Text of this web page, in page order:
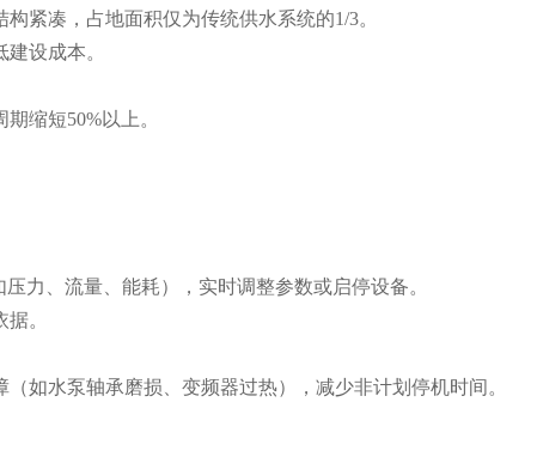
紧凑，占地面积仅为传统供水系统的1/3。
设成本。
缩短50%以上。
力、流量、能耗），实时调整参数或启停设备。
。
如水泵轴承磨损、变频器过热），减少非计划停机时间。